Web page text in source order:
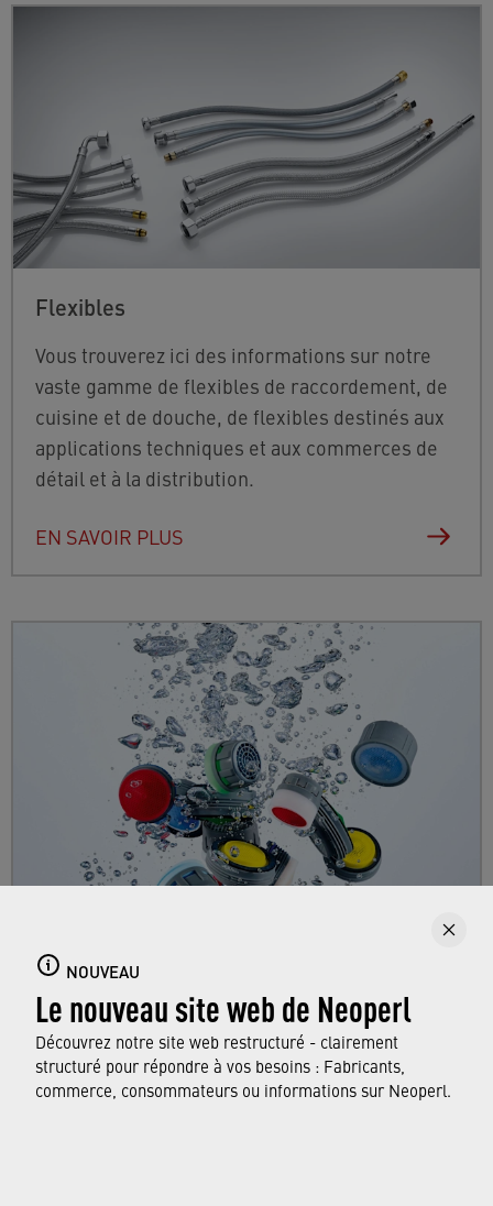
NOUVEAU
Le nouveau site web de Neoperl
Découvrez notre site web restructuré - clairement
structuré pour répondre à vos besoins : Fabricants,
commerce, consommateurs ou informations sur Neoperl.
Flexibles
Vous trouverez ici des informations sur notre
vaste gamme de flexibles de raccordement, de
cuisine et de douche, de flexibles destinés aux
applications techniques et aux commerces de
détail et à la distribution.
EN SAVOIR PLUS
Vous trouverez ici tout ce qui concerne les
aérateurs de robinets, leurs fonctionnalités et
fonctions, ainsi que les normes qu’ils
respectent.